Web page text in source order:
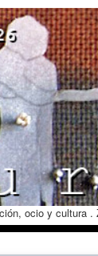
ocio y cultura .